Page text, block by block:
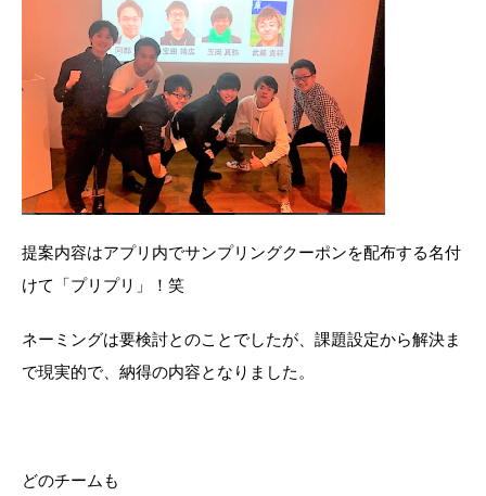
提案内容はアプリ内でサンプリングクーポンを配布する名付
けて「プリプリ」！笑
ネーミングは要検討とのことでしたが、課題設定から解決ま
で現実的で、納得の内容となりました。
どのチームも